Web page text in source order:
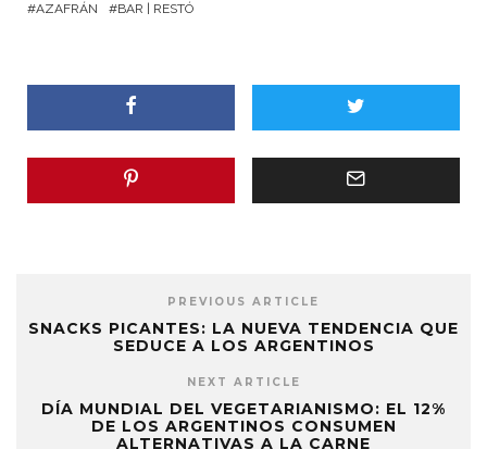
AZAFRÁN BAR | RESTÓ
PREVIOUS ARTICLE
SNACKS PICANTES: LA NUEVA TENDENCIA QUE
SEDUCE A LOS ARGENTINOS
NEXT ARTICLE
DÍA MUNDIAL DEL VEGETARIANISMO: EL 12%
DE LOS ARGENTINOS CONSUMEN
ALTERNATIVAS A LA CARNE